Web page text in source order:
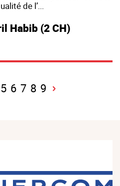
de l’...
Habib (2 CH)
5 6 7 8 9